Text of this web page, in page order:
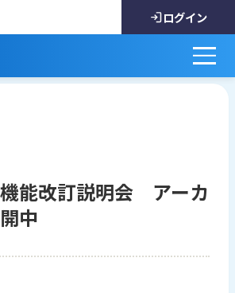
ログイン
能改訂説明会 アーカ
中